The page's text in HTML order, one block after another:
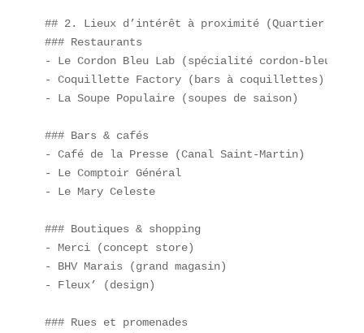
## 2. Lieux d’intérêt à proximité (Quartier du
### Restaurants
- Le Cordon Bleu Lab (spécialité cordon-bleu)
- Coquillette Factory (bars à coquillettes)
- La Soupe Populaire (soupes de saison)
### Bars & cafés
- Café de la Presse (Canal Saint-Martin)
- Le Comptoir Général
- Le Mary Celeste
### Boutiques & shopping
- Merci (concept store)
- BHV Marais (grand magasin)
- Fleux’ (design)
### Rues et promenades